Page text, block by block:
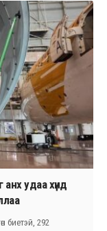
удаа хүнд
биетэй, 292